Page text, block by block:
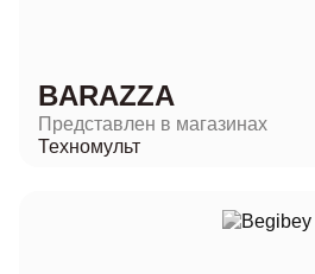
BARAZZA
Представлен в магазинах
Техномульт